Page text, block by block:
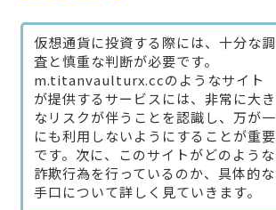
仮想通貨に投資する際には、十分な調
査と慎重な判断が必要です。
m.titanvaulturx.ccのようなサイト
が提供するサービスには、非常に大き
なリスクが伴うことを認識し、万が一
にも利用しないようにすることが重要
です。次に、このサイトがどのような
詐欺行為を行っているのか、具体的な
手口について詳しく見ていきます。